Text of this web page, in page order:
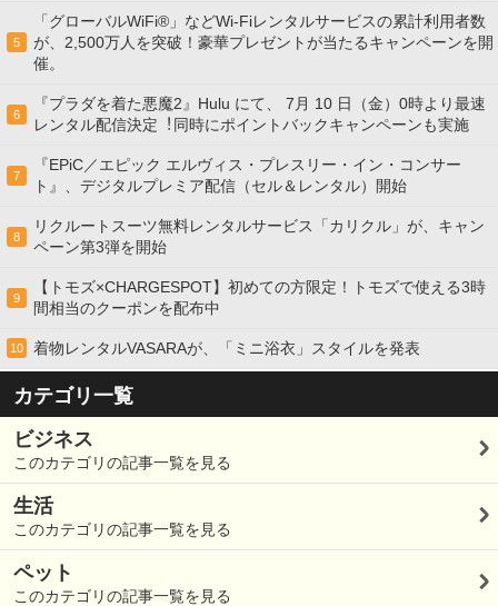
5
「グローバルWiFi®」などWi-Fiレンタルサービスの累計利用者数
が、2,500万人を突破！豪華プレゼントが当たるキャンペーンを開
催。
6
『プラダを着た悪魔2』Hulu にて、 7⽉ 10 ⽇（金）0時より最速
レンタル配信決定︕同時にポイントバックキャンペーンも実施
7
『EPiC／エピック エルヴィス・プレスリー・イン・コンサー
ト』、デジタルプレミア配信（セル＆レンタル）開始
8
リクルートスーツ無料レンタルサービス「カリクル」が、キャン
ペーン第3弾を開始
9
【トモズ×CHARGESPOT】初めての方限定！トモズで使える3時
間相当のクーポンを配布中
10 着物レンタルVASARAが、「ミニ浴衣」スタイルを発表
カテゴリ一覧
ビジネス
このカテゴリの記事一覧を見る
生活
このカテゴリの記事一覧を見る
ペット
このカテゴリの記事一覧を見る